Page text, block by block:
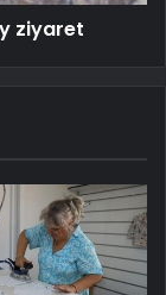
ziyaret